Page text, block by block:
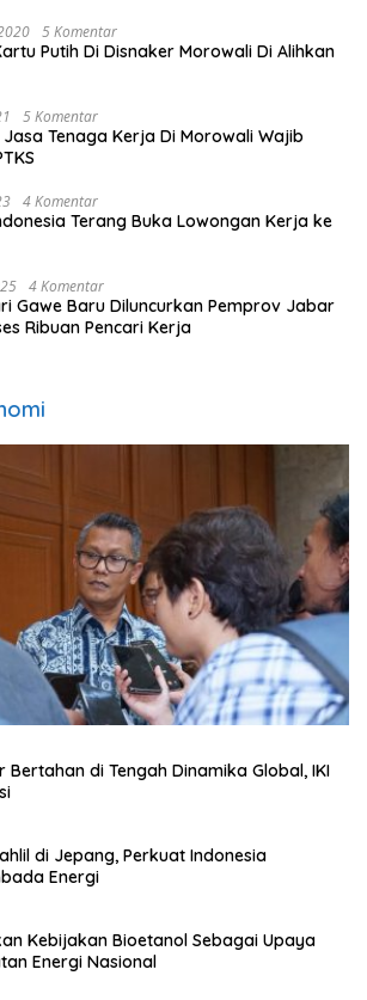
5 Komentar
Putih Di Disnaker Morowali Di Alihkan
5 Komentar
Tenaga Kerja Di Morowali Wajib
4 Komentar
Terang Buka Lowongan Kerja ke
4 Komentar
Gawe Baru Diluncurkan Pemprov Jabar
Ribuan Pencari Kerja
di Tengah Dinamika Global, IKI
di Jepang, Perkuat Indonesia
Energi
Kebijakan Bioetanol Sebagai Upaya
Energi Nasional